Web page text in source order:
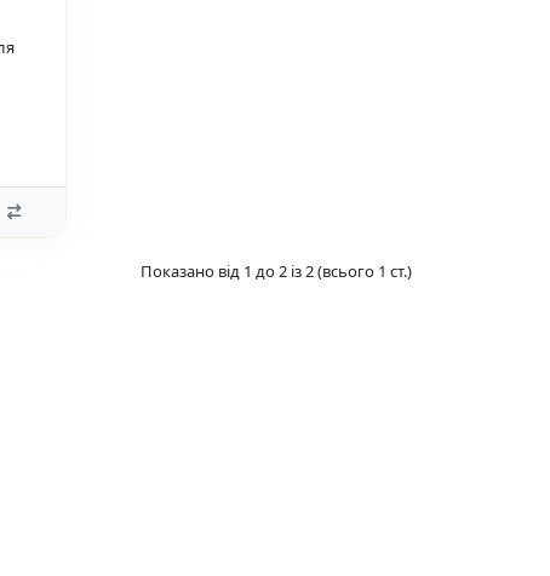
Показано від 1 до 2 із 2 (всього 1 ст.)